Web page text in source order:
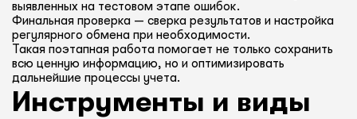
выявленных на тестовом этапе ошибок.
Финальная проверка — сверка результатов и настройка
регулярного обмена при необходимости.
Такая поэтапная работа помогает не только сохранить
всю ценную информацию, но и оптимизировать
дальнейшие процессы учета.
Инструменты и виды